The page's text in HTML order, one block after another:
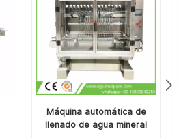
Máquina automática de
llenado de agua mineral